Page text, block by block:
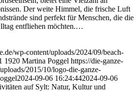
Der weite Himmel, die frische Luft
sind perfekt für Menschen, die die
entfliehen möchten.…
wp-content/uploads/2024/09/beach-
1920 Martina Poggel https://die-ganze-
2015/10/logo-die-ganze-
2024-09-06 16:24:442024-09-06
auf Sylt: Natur, Kultur und